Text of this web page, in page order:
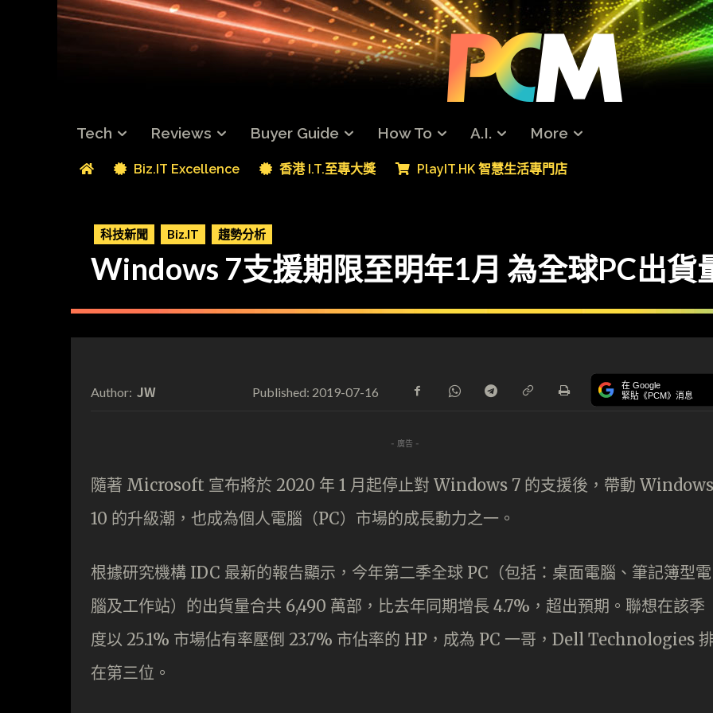
Tech Reviews Buyer Guide How To A.I. More
Biz.IT Excellence 香港 I.T.至專大獎 PlayIT.HK 智慧生活專門店
科技新聞 Biz.IT 趨勢分析
Windows 7支援期限至明年1月 為全球PC出貨
Author: JW Published: 2019-07-16 在 Google
緊貼《PCM》消息
- 廣告 -
隨著 Microsoft 宣布將於 2020 年 1 月起停止對 Windows 7 的支援後，帶動 Windows
10 的升級潮，也成為個人電腦（PC）市場的成長動力之一。
根據研究機構 IDC 最新的報告顯示，今年第二季全球 PC（包括：桌面電腦、筆記簿型電
腦及工作站）的出貨量合共 6,490 萬部，比去年同期增長 4.7%，超出預期。聯想在該季
度以 25.1% 市場佔有率壓倒 23.7% 市佔率的 HP，成為 PC 一哥，Dell Technologies
在第三位。